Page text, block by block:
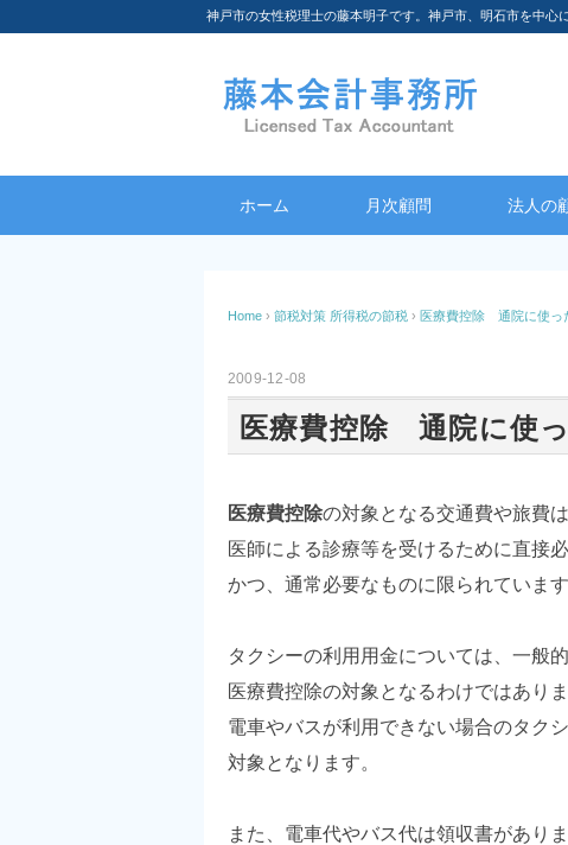
神戸市の女性税理士の藤本明子です。神戸市、明石市を中心
ホーム 月次顧問 法人の
Home › 節税対策 所得税の節税 › 医療費控除 通院に使っ
2009-12-08
医療費控除 通院に使
医療費控除の対象となる交通費や旅費は
医師による診療等を受けるために直接
かつ、通常必要なものに限られています
タクシーの利用用金については、一般
医療費控除の対象となるわけではありま
電車やバスが利用できない場合のタク
対象となります。
また、電車代やバス代は領収書がありま